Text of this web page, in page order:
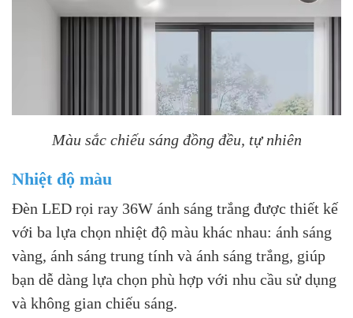
Màu sắc chiếu sáng đồng đều, tự nhiên
Nhiệt độ màu
Đèn LED rọi ray 36W ánh sáng trắng được thiết kế
với ba lựa chọn nhiệt độ màu khác nhau: ánh sáng
vàng, ánh sáng trung tính và ánh sáng trắng, giúp
bạn dễ dàng lựa chọn phù hợp với nhu cầu sử dụng
và không gian chiếu sáng.